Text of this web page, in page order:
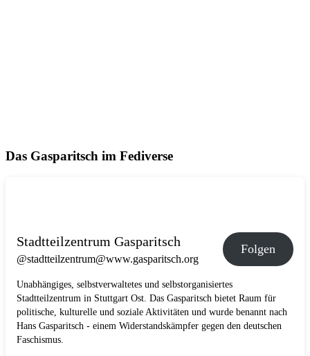
Das Gasparitsch im Fediverse
Stadtteilzentrum Gasparitsch
@stadtteilzentrum@www.gasparitsch.org
Folgen
Unabhängiges, selbstverwaltetes und selbstorganisiertes
Stadtteilzentrum in Stuttgart Ost. Das Gasparitsch bietet Raum für
politische, kulturelle und soziale Aktivitäten und wurde benannt nach
Hans Gasparitsch - einem Widerstandskämpfer gegen den deutschen
Faschismus.